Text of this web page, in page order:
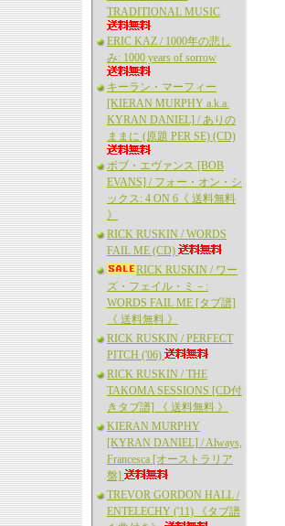
TRADITIONAL MUSIC
ERIC KAZ / 1000年の悲し
み: 1000 years of sorrow
キーラン・マーフィー
[KIERAN MURPHY a.k.a.
KYRAN DANIEL] / ありの
ままに (原題 PER SE) (CD)
ボブ・エヴァンス [BOB
EVANS] / フォー・オン・シ
ックス: 4 ON 6《 送料無料
》
RICK RUSKIN / WORDS
FAIL ME (CD)
RICK RUSKIN / ワー
ズ・フェイル・ミ－:
WORDS FAIL ME [タブ譜]
《 送料無料 》
RICK RUSKIN / PERFECT
PITCH ('06)
RICK RUSKIN / THE
TAKOMA SESSIONS [CD付
きタブ譜] 《 送料無料 》
KIERAN MURPHY
[KYRAN DANIEL] / Always,
Francesca [オーストラリア
盤]
TREVOR GORDON HALL /
ENTELECHY ('11) 《タブ譜